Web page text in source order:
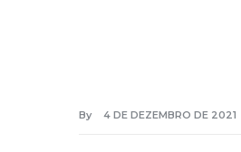
By 4 DE DEZEMBRO DE 2021